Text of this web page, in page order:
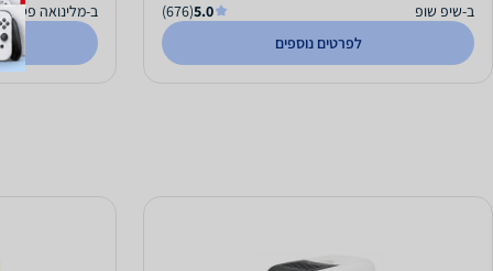
ב-שיפ שופ 5.0
(676)
לפרטים נוספים
ב-מלינואה פט